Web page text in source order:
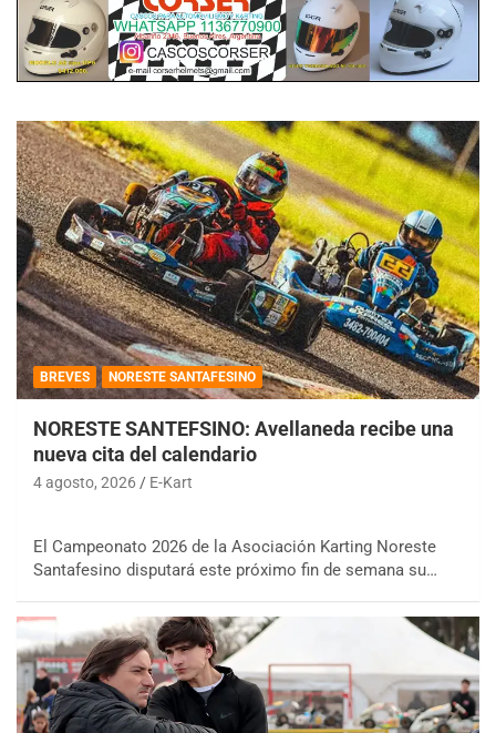
BREVES NORESTE SANTAFESINO
NORESTE SANTEFSINO: Avellaneda recibe una
nueva cita del calendario
4 agosto, 2026 E-Kart
El Campeonato 2026 de la Asociación Karting Noreste
Santafesino disputará este próximo fin de semana su…